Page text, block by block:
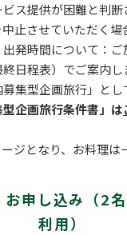
ス提供が困難と判
止させていただく場
発時間について：ご
日程表）でご案内し
集型企画旅行」とし
企画旅行条件書」は
ジとなり、お料理は
お申し込み（2
利用）